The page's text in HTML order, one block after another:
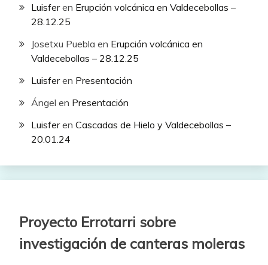
Luisferen Erupción volcánica en Valdecebollas –
28.12.25
Josetxu Puebla en Erupción volcánica en
Valdecebollas – 28.12.25
Luisferen Presentación
Ángel en Presentación
Luisferen Cascadas de Hielo y Valdecebollas –
20.01.24
Proyecto Errotarri sobre
investigación de canteras moleras